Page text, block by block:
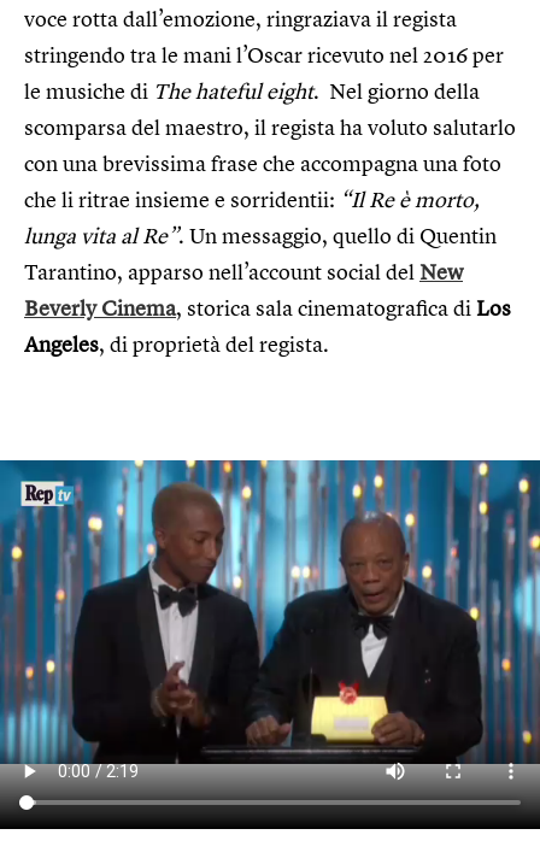
voce rotta dall’emozione, ringraziava il regista
stringendo tra le mani l’Oscar ricevuto nel 2016 per
le musiche di The hateful eight. Nel giorno della
scomparsa del maestro, il regista ha voluto salutarlo
con una brevissima frase che accompagna una foto
che li ritrae insieme e sorridentii: “Il Re è morto,
lunga vita al Re”. Un messaggio, quello di Quentin
Tarantino, apparso nell’account social del New
Beverly Cinema, storica sala cinematografica diLos
Angeles, di proprietà del regista.